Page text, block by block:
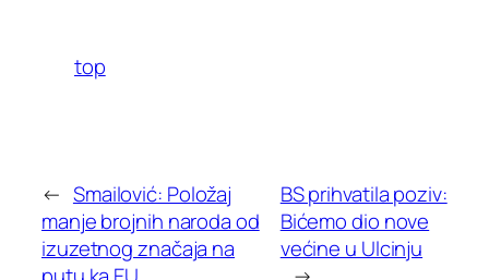
top
← Smailović: Položaj
manje brojnih naroda od
izuzetnog značaja na
BS prihvatila poziv:
Bićemo dio nove
većine u Ulcinju